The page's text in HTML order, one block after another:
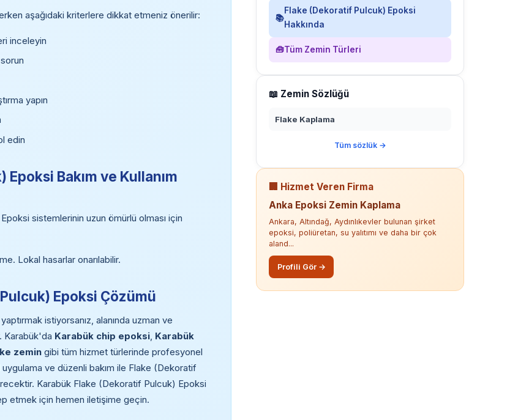
aşağıdaki kriterlere dikkat etmeniz önerilir:
inceleyin
yapın
edin
Bakım ve Kullanım
sistemlerinin uzun ömürlü olması için
Lokal hasarlar onarılabilir.
Epoksi Çözümü
istiyorsanız, alanında uzman ve
Karabük'da Karabük chip epoksi, Karabük
zemin gibi tüm hizmet türlerinde profesyonel
ve düzenli bakım ile Flake (Dekoratif
Karabük Flake (Dekoratif Pulcuk) Epoksi
etmek için hemen iletişime geçin.
📚
Flake (Dekoratif Pulcuk) Epoksi
Hakkında
🧰Tüm Zemin Türleri
📖 Zemin Sözlüğü
Flake Kaplama
Tüm sözlük →
🏢 Hizmet Veren Firma
Anka Epoksi Zemin Kaplama
Ankara, Altındağ, Aydınlıkevler bulunan şirket
epoksi, poliüretan, su yalıtımı ve daha bir çok
aland...
Profili Gör →